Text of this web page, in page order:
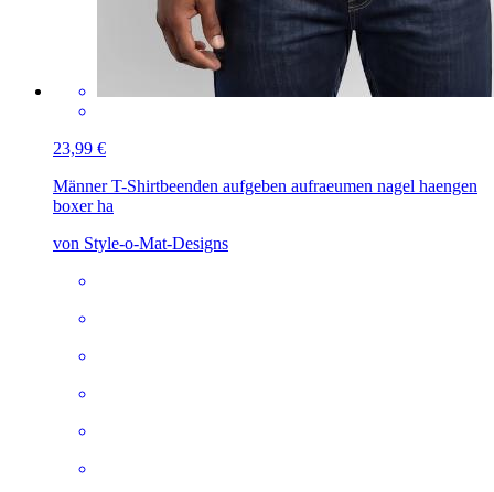
23,99 €
Männer T-Shirtbeenden aufgeben aufraeumen nagel haengen
boxer ha
von Style-o-Mat-Designs